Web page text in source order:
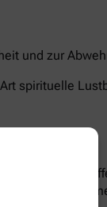
und zur
spirituelle
und
Blüten spielen